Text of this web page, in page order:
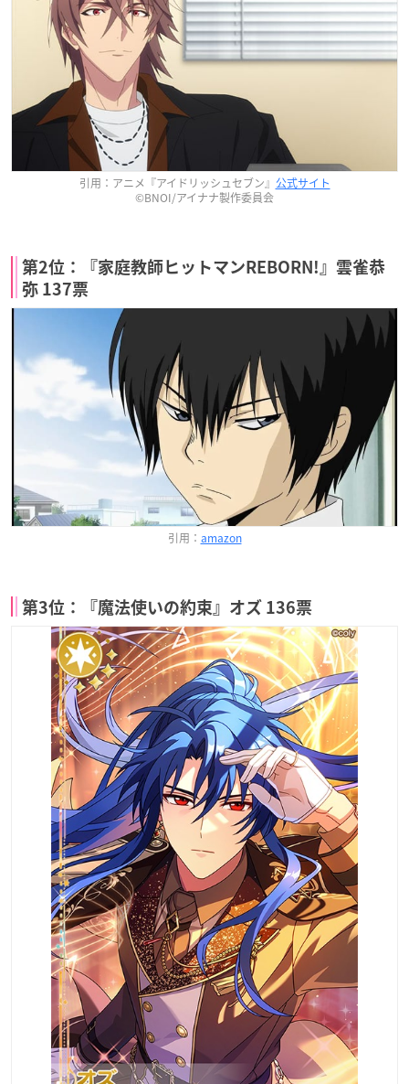
引用：アニメ『アイドリッシュセブン』 公式サイト
©BNOI/アイナナ製作委員会
第2位：『家庭教師ヒットマンREBORN!』雲雀恭
弥 137票
引用： amazon
第3位：『魔法使いの約束』オズ 136票